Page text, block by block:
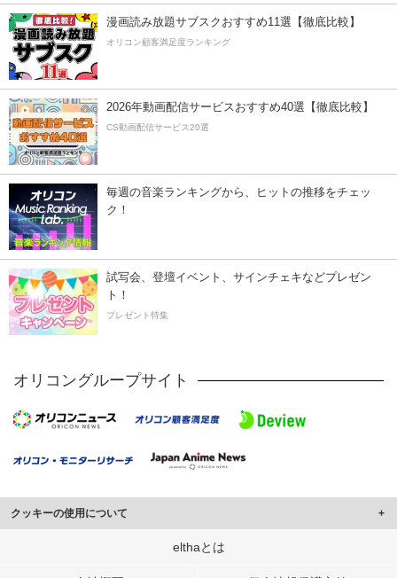
漫画読み放題サブスクおすすめ11選【徹底比較】
オリコン顧客満足度ランキング
2026年動画配信サービスおすすめ40選【徹底比較】
CS動画配信サービス20選
毎週の音楽ランキングから、ヒットの推移をチェッ
ク！
試写会、登壇イベント、サインチェキなどプレゼン
ト！
プレゼント特集
オリコングループサイト
クッキーの使用について
このサイトでは Cookie を使用して、ユーザーに合わせたコンテンツや広告の
elthaとは